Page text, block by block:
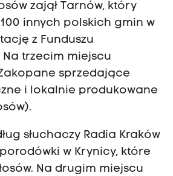
zajął Tarnów, który
innych polskich gmin w
z Funduszu
trzecim miejscu
sprzedające
i lokalnie produkowane
słuchaczy Radia Kraków
w Krynicy, które
Na drugim miejscu